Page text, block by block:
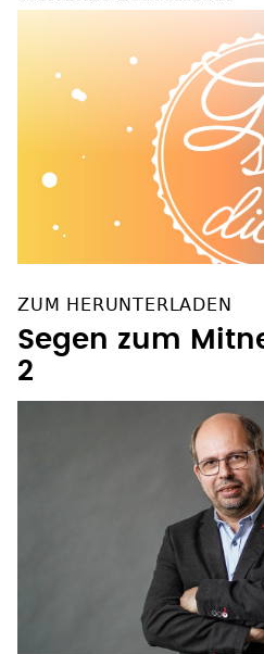
ZUM HERUNTERLADEN
Segen zum
2